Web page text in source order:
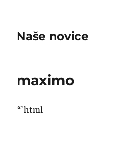
Naše novice
maximo
“`html